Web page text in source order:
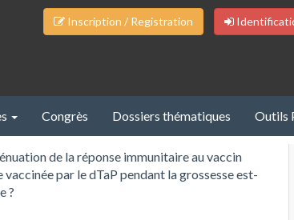
Inscription / Registration
Congrès Dossiers thématiques Outils
de la réponse immunitaire au vaccin
par le dTaP pendant la grossesse est-
?